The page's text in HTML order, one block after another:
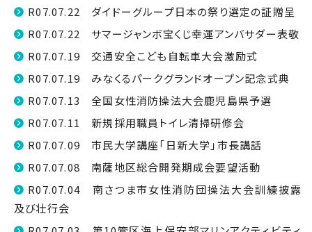
R07.07.22 ダイドーグループ日本の祭り選定の証贈呈
R07.07.22 サマージャンボ宝くじ幸運アンバサダー表敬
R07.07.19 交通安全こども自転車大会激励式
R07.07.19 みなくるパークグランドオープン記念式典
R07.07.13 全国女性消防操法大会鹿児島県予選
R07.07.11 新規採用職員トイレ清掃研修会
R07.07.09 市民大学講座「日新大学」市長講話
R07.07.08 南薩地区総合開発期成会要望活動
R07.07.04 南さつま市女性消防団操法大会訓練披露
及び壮行会